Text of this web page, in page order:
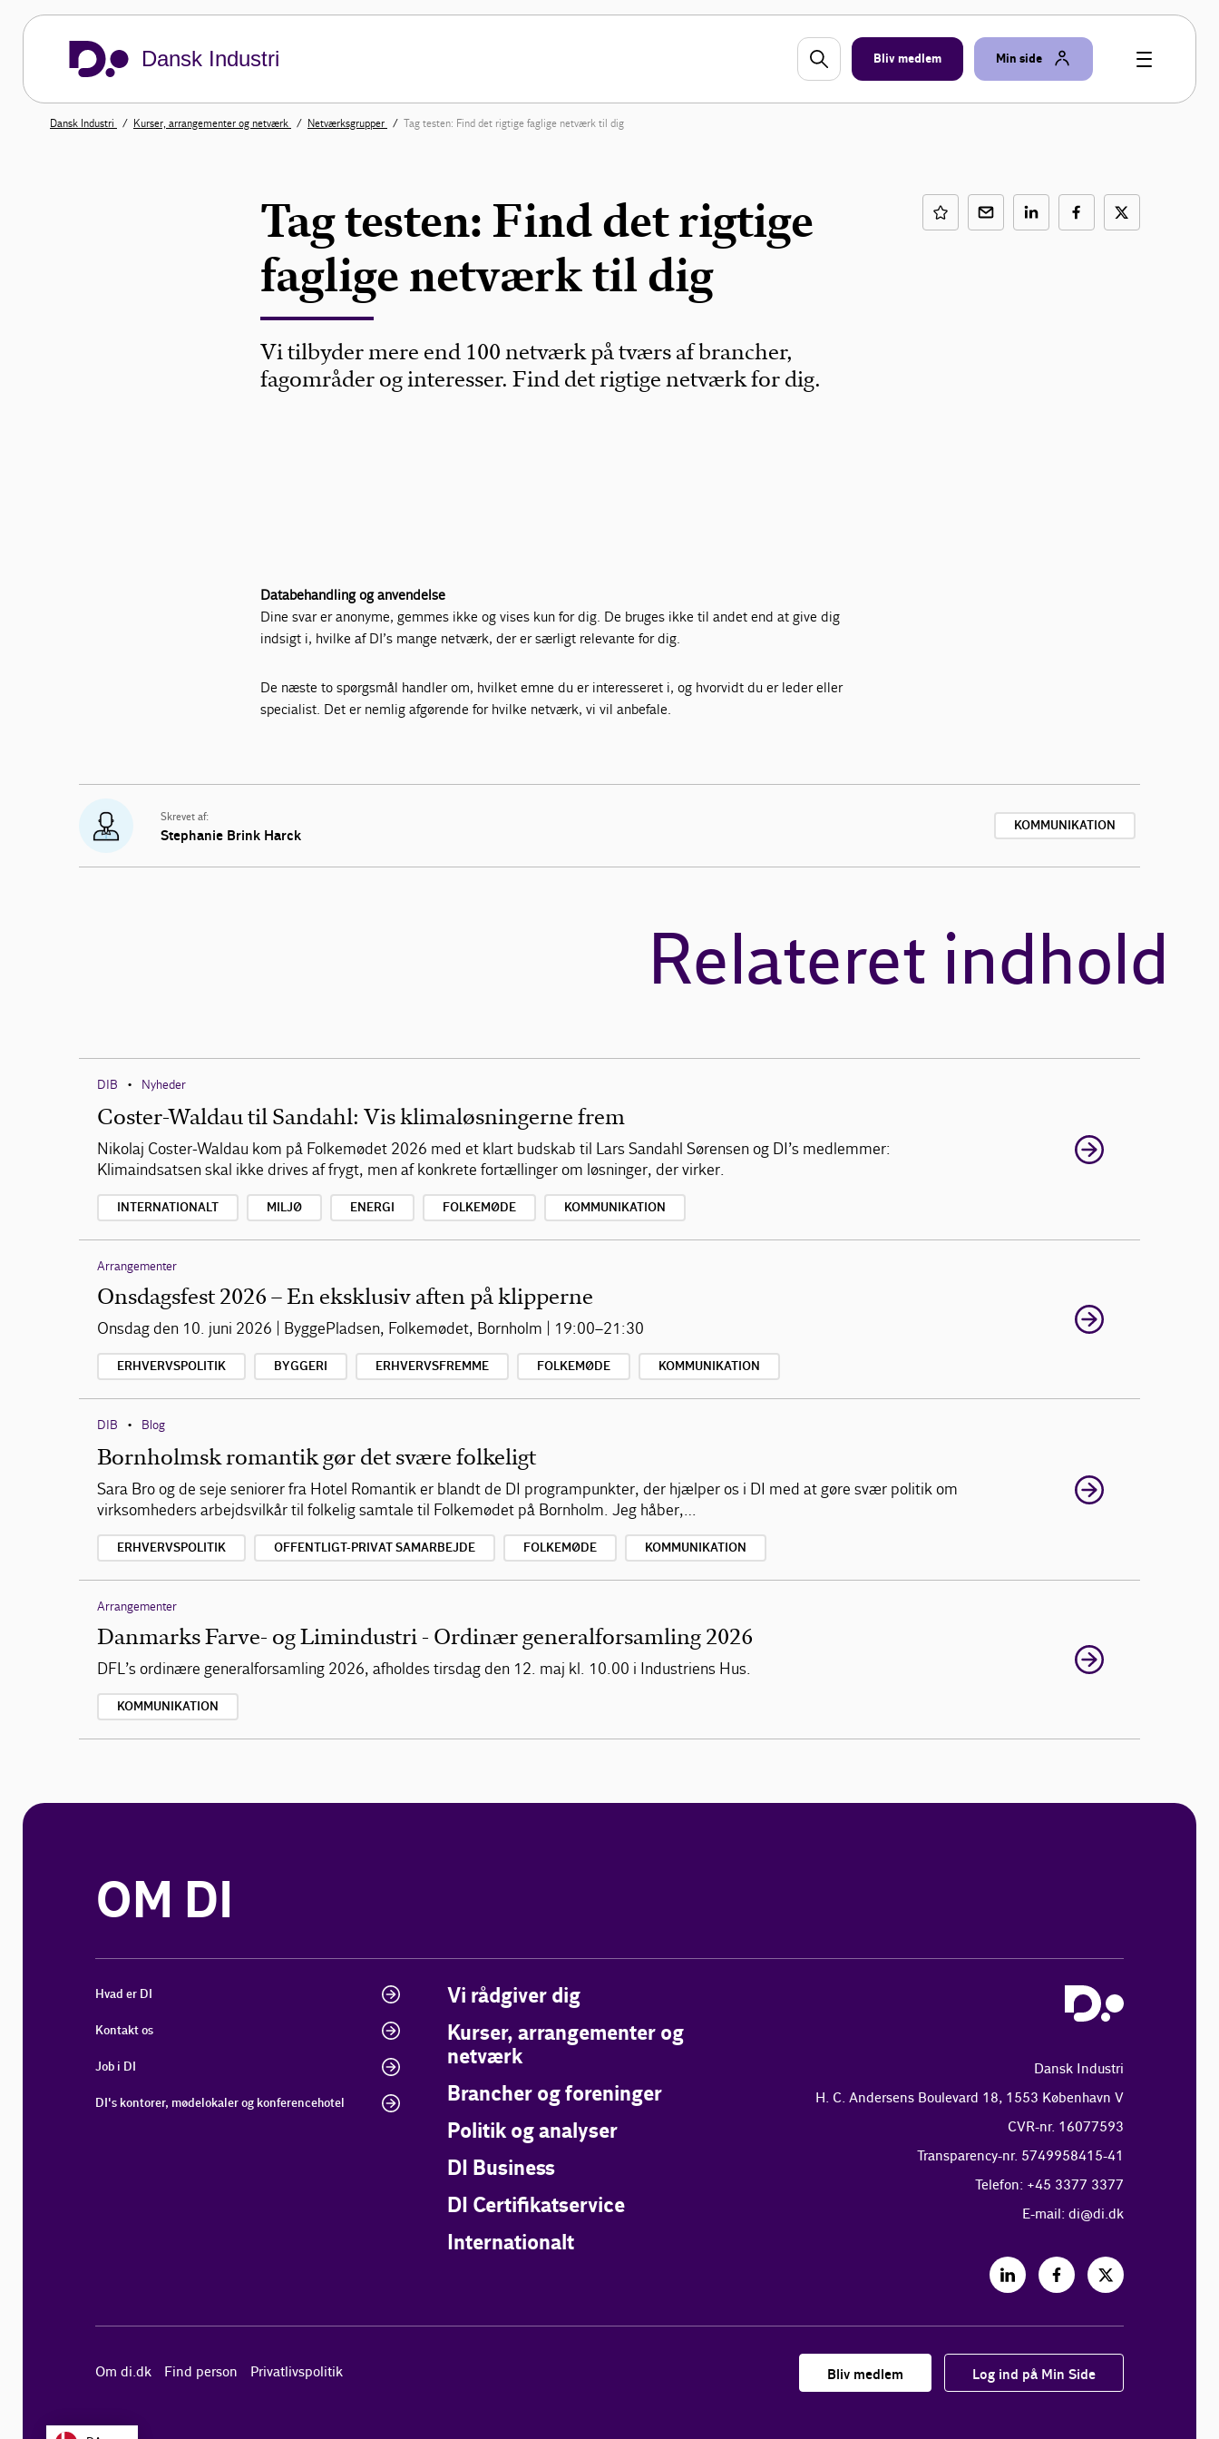
Dansk Industri Bliv medlem Min side
Dansk Industri Kurser, arrangementer og netværk Netværksgrupper Tag testen: Find det rigtige faglige netværk til dig
Tag testen: Find det rigtige
faglige netværk til dig
Vi tilbyder mere end 100 netværk på tværs af brancher,
fagområder og interesser. Find det rigtige netværk for dig.
Databehandling og anvendelse
Dine svar er anonyme, gemmes ikke og vises kun for dig. De bruges ikke til andet end at give dig
indsigt i, hvilke af DI’s mange netværk, der er særligt relevante for dig.
De næste to spørgsmål handler om, hvilket emne du er interesseret i, og hvorvidt du er leder eller
specialist. Det er nemlig afgørende for hvilke netværk, vi vil anbefale.
Skrevet af:
Stephanie Brink Harck
KOMMUNIKATION
Relateret indhold
DIB • Nyheder
Coster-Waldau til Sandahl: Vis klimaløsningerne frem
Nikolaj Coster-Waldau kom på Folkemødet 2026 med et klart budskab til Lars Sandahl Sørensen og DI’s medlemmer:
Klimaindsatsen skal ikke drives af frygt, men af konkrete fortællinger om løsninger, der virker.
INTERNATIONALT MILJØ ENERGI FOLKEMØDE KOMMUNIKATION
Arrangementer
Onsdagsfest 2026 – En eksklusiv aften på klipperne
Onsdag den 10. juni 2026 | ByggePladsen, Folkemødet, Bornholm | 19:00–21:30
ERHVERVSPOLITIK BYGGERI ERHVERVSFREMME FOLKEMØDE KOMMUNIKATION
DIB • Blog
Bornholmsk romantik gør det svære folkeligt
Sara Bro og de seje seniorer fra Hotel Romantik er blandt de DI programpunkter, der hjælper os i DI med at gøre svær politik om
virksomheders arbejdsvilkår til folkelig samtale til Folkemødet på Bornholm. Jeg håber,…
ERHVERVSPOLITIK OFFENTLIGT-PRIVAT SAMARBEJDE FOLKEMØDE KOMMUNIKATION
Arrangementer
Danmarks Farve- og Limindustri - Ordinær generalforsamling 2026
DFL’s ordinære generalforsamling 2026, afholdes tirsdag den 12. maj kl. 10.00 i Industriens Hus.
KOMMUNIKATION
OM DI
Hvad er DI
Kontakt os
Job i DI
DI's kontorer, mødelokaler og konferencehotel
Vi rådgiver dig
Kurser, arrangementer og
netværk
Brancher og foreninger
Politik og analyser
DI Business
DI Certifikatservice
Internationalt
Dansk Industri
H. C. Andersens Boulevard 18, 1553 København V
CVR-nr. 16077593
Transparency-nr. 5749958415-41
Telefon: +45 3377 3377
E-mail: di@di.dk
Om di.dk Find person Privatlivspolitik Bliv medlem Log ind på Min Side